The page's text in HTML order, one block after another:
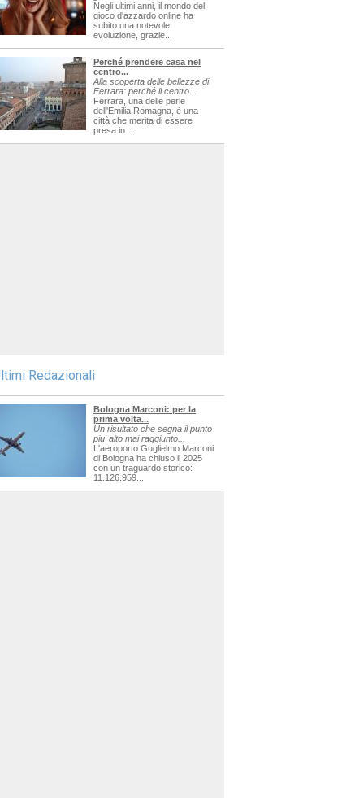
Negli ultimi anni, il mondo del
gioco d'azzardo online ha
subito una notevole
evoluzione, grazie...
Perché prendere casa nel
centro...
Alla scoperta delle bellezze di
Ferrara: perché il centro...
Ferrara, una delle perle
dell'Emilia Romagna, è una
città che merita di essere
presa in...
Redazionali
Bologna Marconi: per la
prima volta...
Un risultato che segna il punto
piu' alto mai raggiunto...
L'aeroporto Guglielmo Marconi
di Bologna ha chiuso il 2025
con un traguardo storico:
11.126.959...